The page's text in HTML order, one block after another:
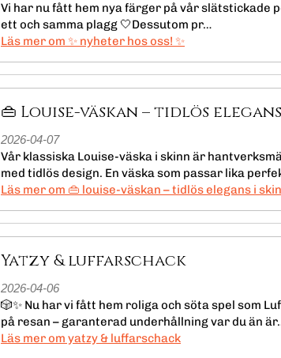
Vi har nu fått hem nya färger på vår slätstickade
ett och samma plagg 🤍Dessutom pr…
läs mer om ✨ nyheter hos oss! ✨
👜 Louise-väskan – tidlös
2026-04-07
Vår klassiska Louise-väska i skinn är
med tidlös design. En väska som passar lika
läs mer om 👜 louise-väskan – tidlös elegans i
Yatzy & luffarschack
2026-04-06
🎲✨ Nu har vi fått hem roliga och söta spel som
på resan – garanterad underhållning var du än
läs mer om yatzy & luffarschack